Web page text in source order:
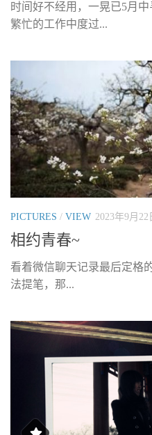
时间好不经用，一晃已5月
繁忙的工作中度过...
PICTURES / VIEW 2023年9月22
相约青春~
看着微信聊天记录最后定格
法提笔，那...